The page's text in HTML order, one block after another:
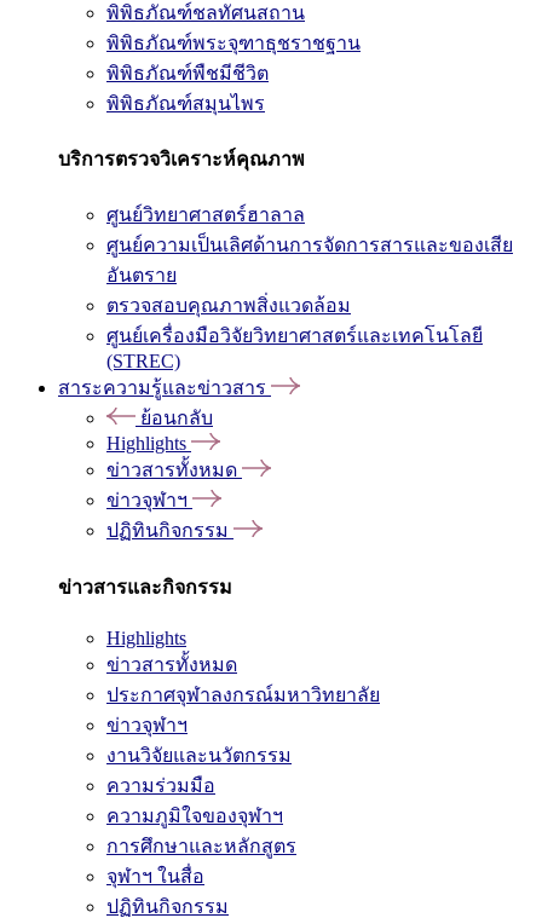
พิพิธภัณฑ์ชลทัศนสถาน
พิพิธภัณฑ์พระจุฑาธุชราชฐาน
พิพิธภัณฑ์พืชมีชีวิต
พิพิธภัณฑ์สมุนไพร
บริการตรวจวิเคราะห์คุณภาพ
ศูนย์วิทยาศาสตร์ฮาลาล
ศูนย์ความเป็นเลิศด้านการจัดการสารและของเสีย
อันตราย
ตรวจสอบคุณภาพสิ่งแวดล้อม
ศูนย์เครื่องมือวิจัยวิทยาศาสตร์และเทคโนโลยี
(STREC)
สาระความรู้และข่าวสาร
ย้อนกลับ
Highlights
ข่าวสารทั้งหมด
ข่าวจุฬาฯ
ปฏิทินกิจกรรม
ข่าวสารและกิจกรรม
Highlights
ข่าวสารทั้งหมด
ประกาศจุฬาลงกรณ์มหาวิทยาลัย
ข่าวจุฬาฯ
งานวิจัยและนวัตกรรม
ความร่วมมือ
ความภูมิใจของจุฬาฯ
การศึกษาและหลักสูตร
จุฬาฯ ในสื่อ
ปฏิทินกิจกรรม